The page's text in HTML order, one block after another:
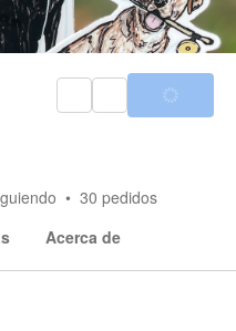
30 pedidos
Acerca de